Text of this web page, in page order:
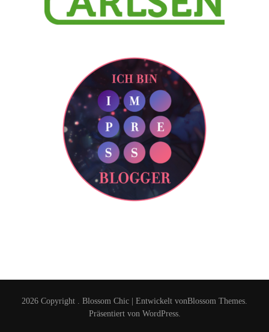
2026 Copyright Blossom Chic | Entwickelt vonBlossom Themes
Präsentiert von WordPress.